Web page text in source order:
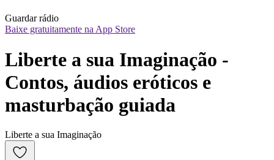
Guardar rádio
Baixe gratuitamente na App Store
Liberte a sua Imaginação -
Contos, áudios eróticos e
masturbação guiada
Liberte a sua Imaginação